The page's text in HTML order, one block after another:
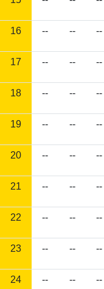
16 -- -- --
17 -- -- --
18 -- -- --
19 -- -- --
20 -- -- --
21 -- -- --
22 -- -- --
23 -- -- --
24 -- -- --